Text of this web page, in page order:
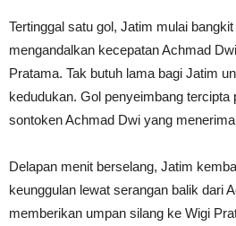
Tertinggal satu gol, Jatim mulai
mengandalkan kecepatan Achmad
Pratama. Tak butuh lama bagi Jatim
kedudukan. Gol penyeimbang tercipta
sontoken Achmad Dwi yang
Delapan menit berselang, Jatim
keunggulan lewat serangan balik dari
memberikan umpan silang ke Wigi